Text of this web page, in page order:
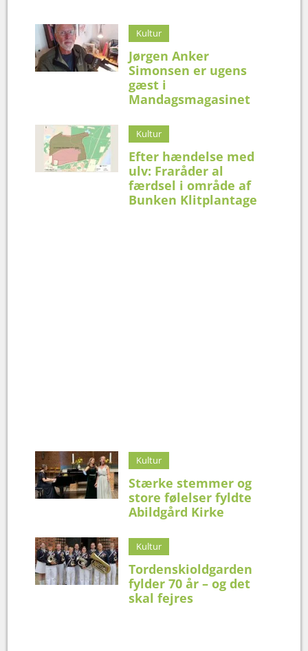
Kultur
Jørgen Anker
Simonsen er ugens
gæst i
Mandagsmagasinet
Kultur
Efter hændelse med
ulv: Fraråder al
færdsel i område af
Bunken Klitplantage
Kultur
Stærke stemmer og
store følelser fyldte
Abildgård Kirke
Kultur
Tordenskioldgarden
fylder 70 år – og det
skal fejres